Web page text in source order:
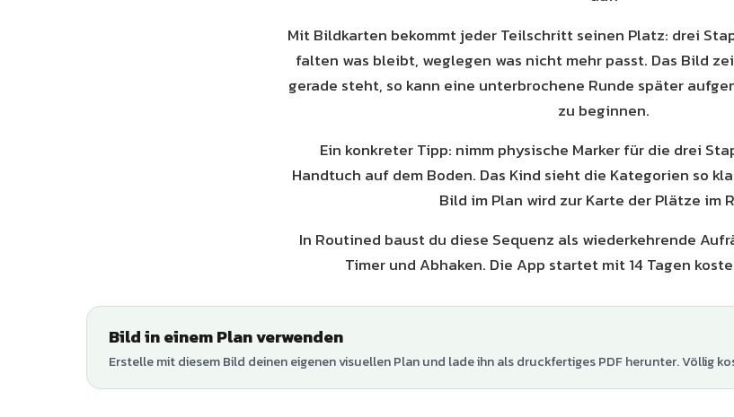
Mit Bildkarten bekommt jeder Teilschritt seinen Platz: drei
falten was bleibt, weglegen was nicht mehr passt. Das Bild
gerade steht, so kann eine unterbrochene Runde später
zu beginnen.
Ein konkreter Tipp: nimm physische Marker für die drei
Handtuch auf dem Boden. Das Kind sieht die Kategorien so
Bild im Plan wird zur Karte der Plätze im
In Routined baust du diese Sequenz als wiederkehrende
Timer und Abhaken. Die App startet mit 14 Tagen
Bild in einem Plan verwenden
Erstelle mit diesem Bild deinen eigenen visuellen Plan und lade ihn als druckfertiges PDF herunter. Völlig